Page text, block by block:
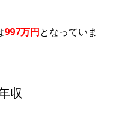
997万円 となっていま
収